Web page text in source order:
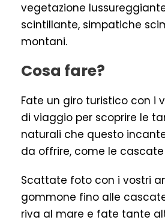
vegetazione
scintillante, simpatiche
montani.
Cosa fare?
Fate un giro turistico con i
di viaggio per scoprire le
naturali che questo
da offrire, come le cascate
Scattate foto con i vostri
gommone fino alle
riva al mare e fate tante